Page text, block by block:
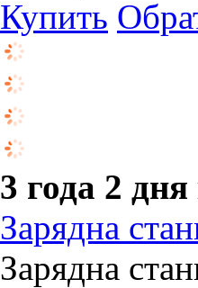
Купить
3 года 2 дня
Зарядна
Зарядна